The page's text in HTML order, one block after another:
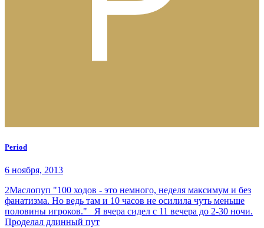
Period
6 ноября, 2013
2Маслопуп "100 ходов - это немного, неделя максимум и без
фанатизма. Но ведь там и 10 часов не осилила чуть меньше
половины игроков." Я вчера сидел с 11 вечера до 2-30 ночи.
Проделал длинный пут